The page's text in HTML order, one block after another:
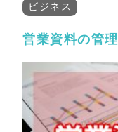
ビジネス
営業資料の管理